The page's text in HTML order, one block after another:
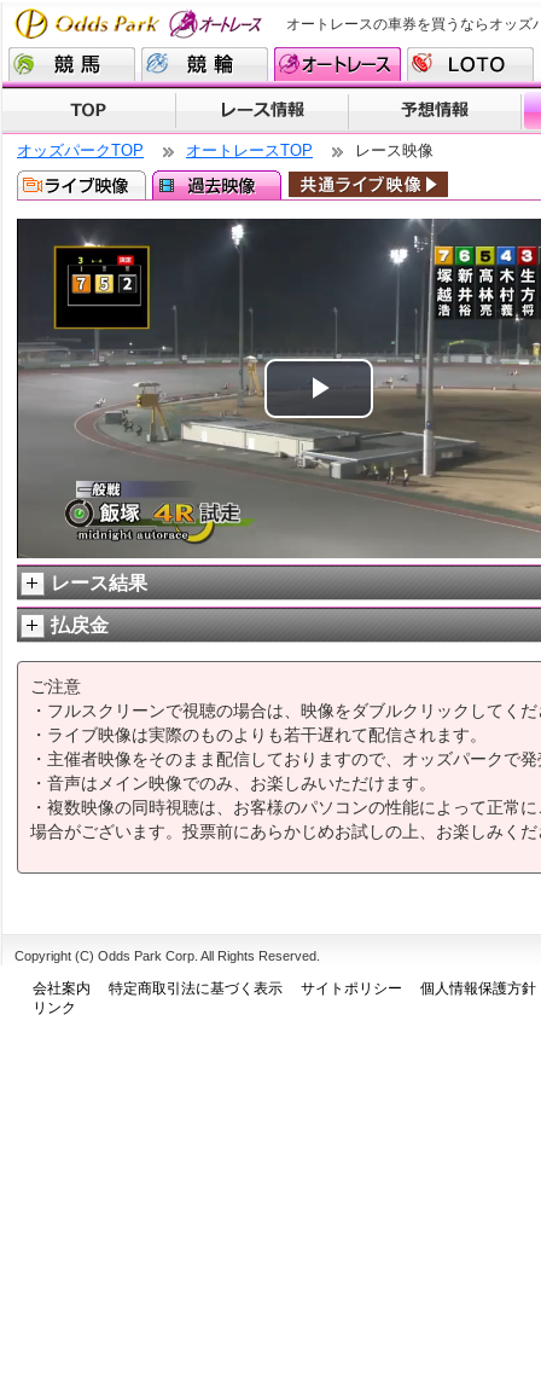
オートレースの車券を買うならオッズ
オッズパークTOP オートレースTOP レース映像
Play
Video
レース結果
払戻金
ご注意
・フルスクリーンで視聴の場合は、映像をダブルクリックしてく
・ライブ映像は実際のものよりも若干遅れて配信されます。
・主催者映像をそのまま配信しておりますので、オッズパークで
・音声はメイン映像でのみ、お楽しみいただけます。
・複数映像の同時視聴は、お客様のパソコンの性能によって正常
場合がございます。投票前にあらかじめお試しの上、お楽しみく
Copyright (C) Odds Park Corp. All Rights Reserved.
会社案内 特定商取引法に基づく表示 サイトポリシー
個人情報保護方針
リンク